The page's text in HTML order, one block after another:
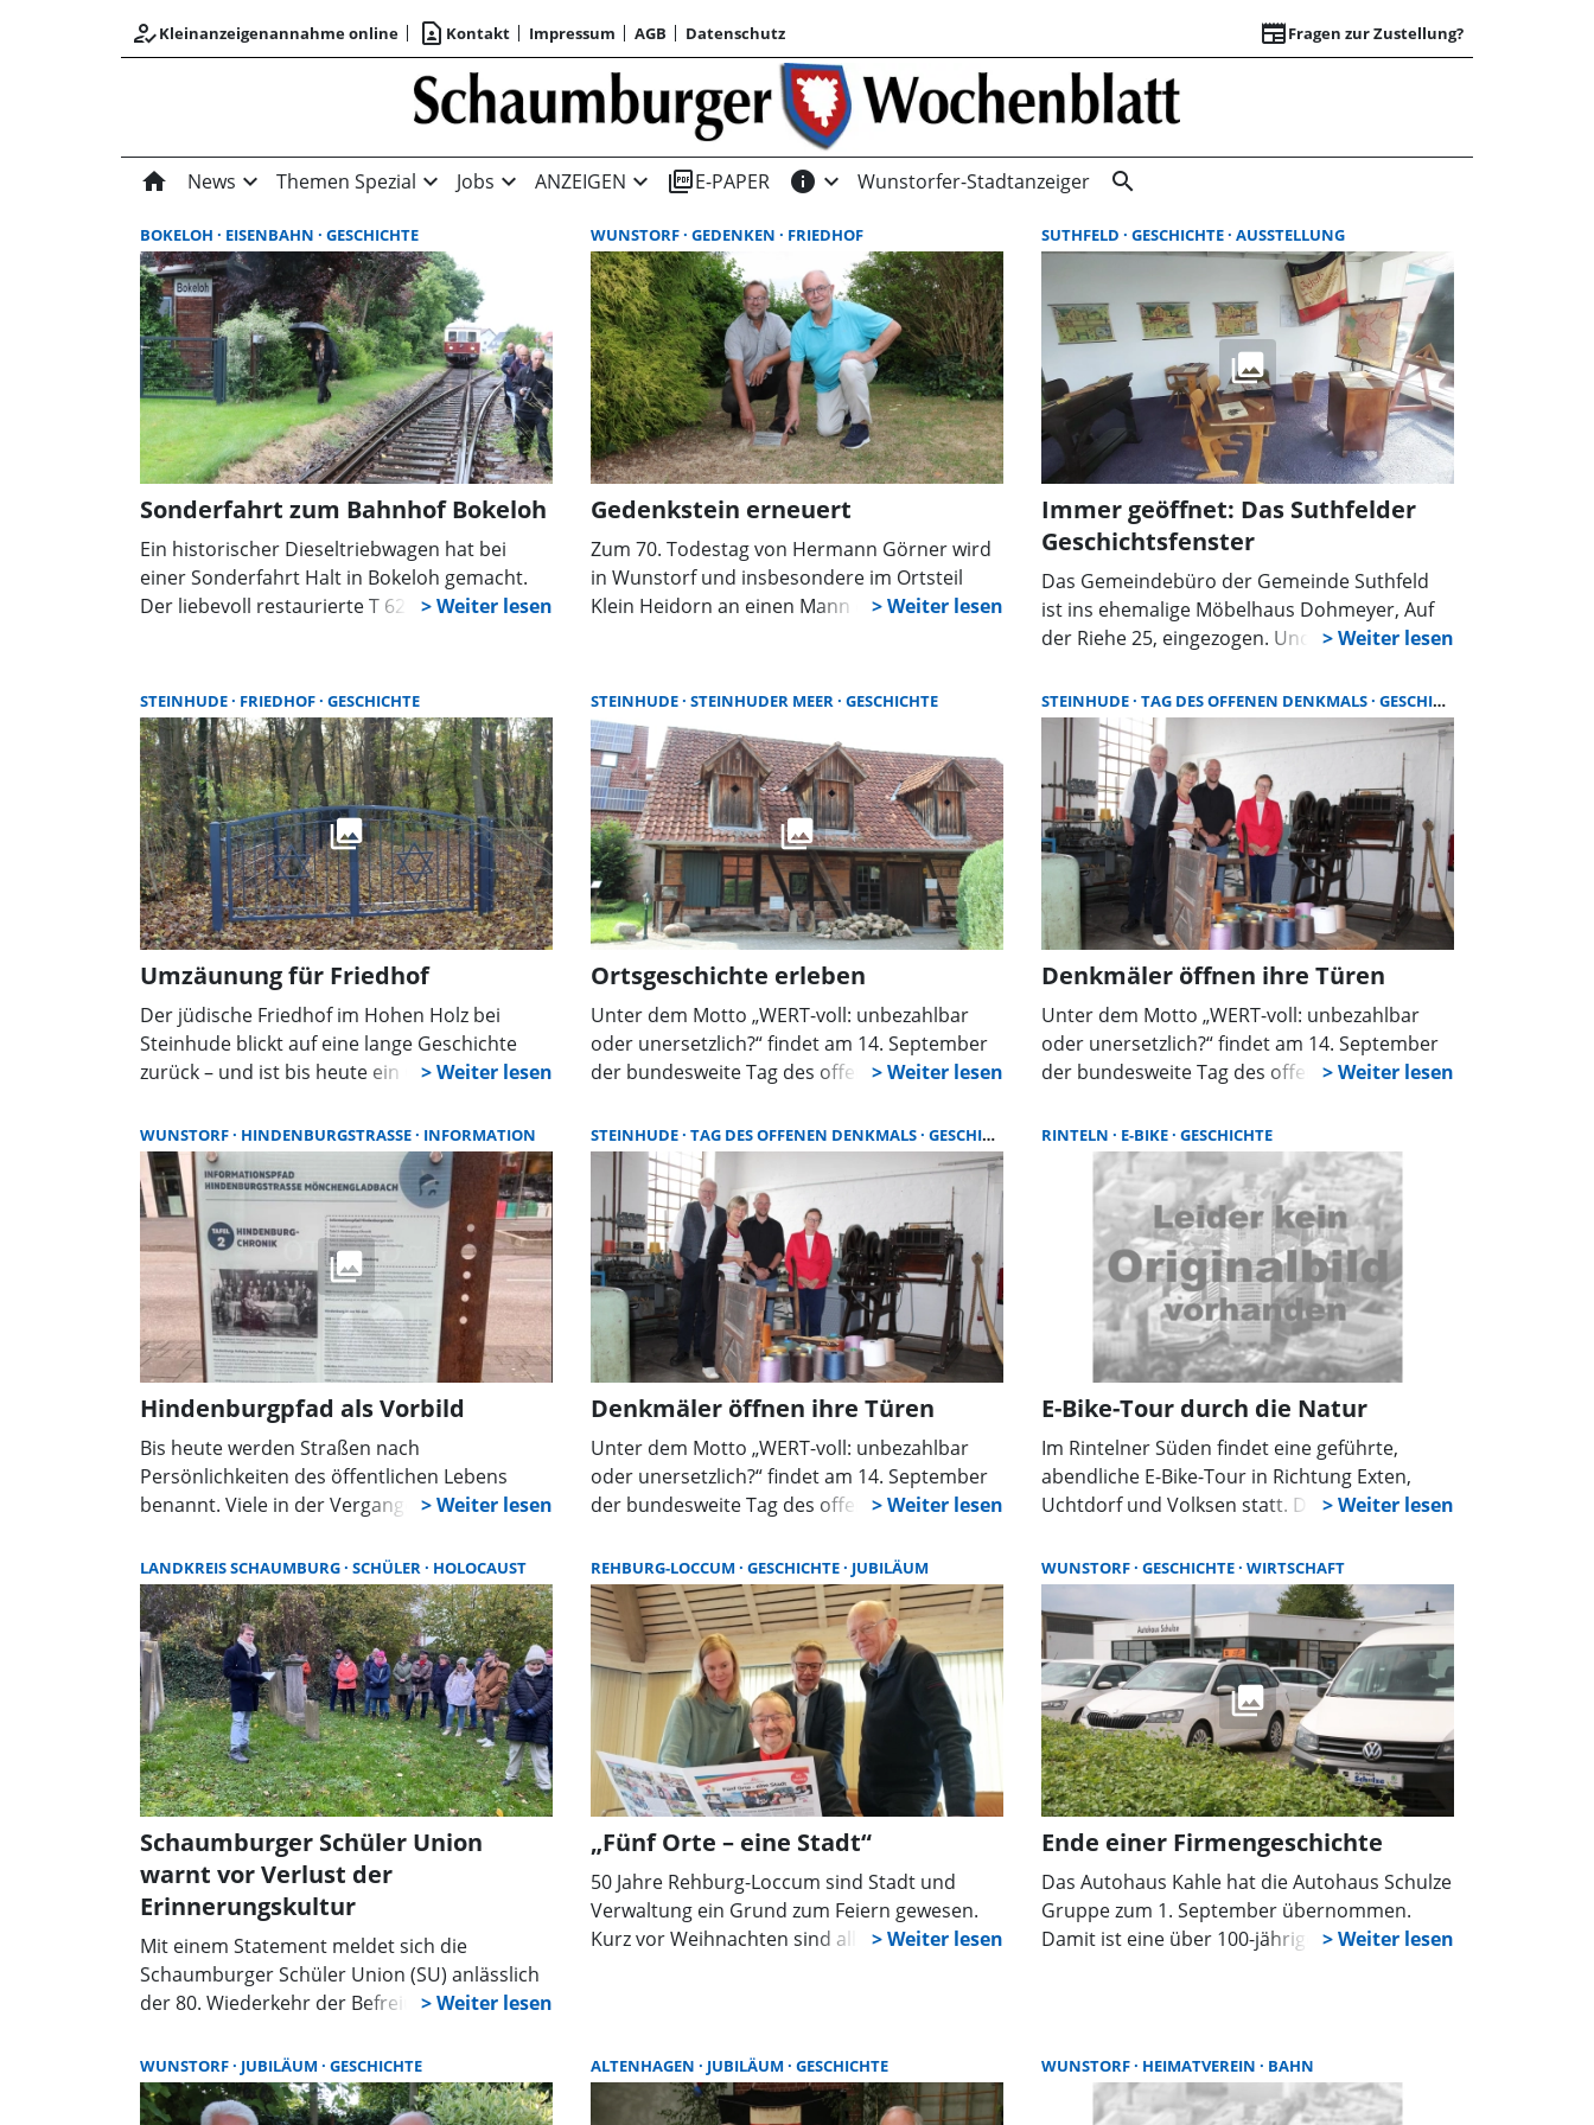
how_to_regKleinanzeigenannahme online contact_page Kontakt Impressum AGB Datenschutz newspaperFragen zur Zustellung?
Suchergebnisse |
home News expand_more Themen Spezial expand_more Jobs expand_more ANZEIGEN expand_more picture_as_pdfE-PAPER info expand_more Wunstorfer-Stadtanzeiger search
BOKELOH EISENBAHN GESCHICHTE
Sonderfahrt zum Bahnhof Bokeloh
Ein historischer Dieseltriebwagen hat bei
einer Sonderfahrt Halt in Bokeloh gemacht.
Der liebevoll restaurierte T 62 aus dem Jahr
regionale Eisenbahngeschichte zwischen
Hildesheim, Peine und Lehrte.
WUNSTORF GEDENKEN FRIEDHOF
Gedenkstein erneuert
Zum 70. Todestag von Hermann Görner wird
in Wunstorf und insbesondere im Ortsteil
Klein Heidorn an einen Mann erinnert, der
wie bewegend war.
SUTHFELD GESCHICHTE AUSSTELLUNG
Immer geöffnet: Das Suthfelder
Geschichtsfenster
Das Gemeindebüro der Gemeinde Suthfeld
ist ins ehemalige Möbelhaus Dohmeyer, Auf
der Riehe 25, eingezogen. Und das gibt auch
Präsenzmöglichkeiten: In einem ehemaligen
Schaufenster haben Schulmöbel und weitere
Schulutensilien zu einer Darstellung einer
alten Dorfschule Platz bekommen. So, wie es
sie einst in Riehe und Helsinghausen gab.
STEINHUDE FRIEDHOF GESCHICHTE
Umzäunung für Friedhof
Der jüdische Friedhof im Hohen Holz bei
Steinhude blickt auf eine lange Geschichte
zurück – und ist bis heute ein Ort des
schützen, wurde nun ein Zaun mit Pforte
errichtet. Besucher sind weiterhin jederzeit
willkommen.
STEINHUDE STEINHUDER MEER GESCHICHTE
Ortsgeschichte erleben
Unter dem Motto „WERT-voll: unbezahlbar
oder unersetzlich?“ findet am 14. September
der bundesweite Tag des offenen Denkmals
laden zur Spurensuche durch die
Ortsgeschichte ein.
STEINHUDE TAG DES OFFENEN DENKMALS GESCHICHTE
Denkmäler öffnen ihre Türen
Unter dem Motto „WERT-voll: unbezahlbar
oder unersetzlich?“ findet am 14. September
der bundesweite Tag des offenen Denkmals
wieder zahlreiche Denkmäler ihre Türen
öffnen. Darunter auch solche, die dem
öffentlichen Blick sonst meistens verborgen
bleiben.
WUNSTORF HINDENBURGSTRASSE INFORMATION
Hindenburgpfad als Vorbild
Bis heute werden Straßen nach
Persönlichkeiten des öffentlichen Lebens
benannt. Viele in der Vergangenheit
mittlerweile auf heftige Kritik und
Unverständnis. Schnell wird dann der Ruf
nach Umbenennung laut. Es geht auch
anders. Wunstorf liefert dabei ein Vorbild.
STEINHUDE TAG DES OFFENEN DENKMALS GESCHICHTE
Denkmäler öffnen ihre Türen
Unter dem Motto „WERT-voll: unbezahlbar
oder unersetzlich?“ findet am 14. September
der bundesweite Tag des offenen Denkmals
wieder zahlreiche Denkmäler ihre Türen
öffnen. Darunter auch solche, die dem
öffentlichen Blick sonst meistens verborgen
bleiben.
RINTELN E-BIKE GESCHICHTE
E-Bike-Tour durch die Natur
Im Rintelner Süden findet eine geführte,
abendliche E-Bike-Tour in Richtung Exten,
Uchtdorf und Volksen statt. Dabei werden die
Treffpunkt ist vor dem Museum Eulenburg in
Rinteln. Für Rückfragen steht die
Telefonnummer 05751/41197 zur Verfügung.
Anmeldungen sind bis zum 24. Juni unter der
E-Mail-Adresse museum.eulenburg@t-
online.de möglich.
LANDKREIS SCHAUMBURG SCHÜLER HOLOCAUST
Schaumburger Schüler Union
warnt vor Verlust der
Erinnerungskultur
Mit einem Statement meldet sich die
Schaumburger Schüler Union (SU) anlässlich
der 80. Wiederkehr der Befreiung des KZ-
Nationalsozialismus, dem Holocaust-
Gedenktag, zu Wort. „Dieser Tag ist zum
Gedenken und Innehalten“, heißt es in der
REHBURG-LOCCUM GESCHICHTE JUBILÄUM
„Fünf Orte – eine Stadt“
50 Jahre Rehburg-Loccum sind Stadt und
Verwaltung ein Grund zum Feiern gewesen.
Kurz vor Weihnachten sind alle Rehburg-
gedruckte Chronik zur Stadtgeschichte.
WUNSTORF GESCHICHTE WIRTSCHAFT
Ende einer Firmengeschichte
Das Autohaus Kahle hat die Autohaus Schulze
Gruppe zum 1. September übernommen.
Damit ist eine über 100-jährige
WUNSTORF JUBILÄUM GESCHICHTE ALTENHAGEN JUBILÄUM GESCHICHTE WUNSTORF HEIMATVEREIN BAHN